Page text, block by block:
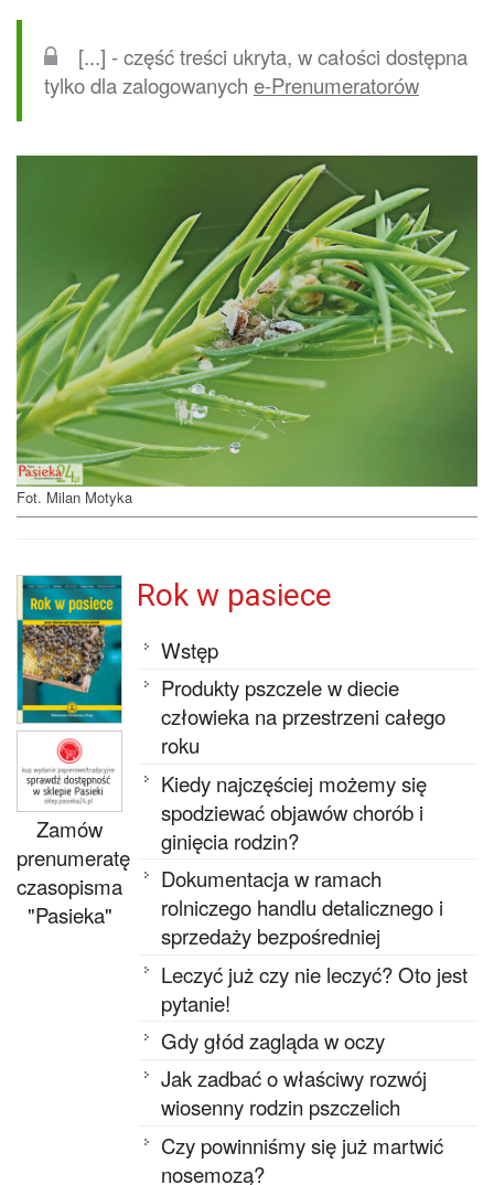
[...] - część treści ukryta, w całości dostępna
tylko dla zalogowanych e-Prenumeratorów
Fot. Milan Motyka
Zamów
prenumeratę
czasopisma
"Pasieka"
Rok w pasiece
Wstęp
Produkty pszczele w diecie
człowieka na przestrzeni całego
roku
Kiedy najczęściej możemy się
spodziewać objawów chorób i
ginięcia rodzin?
Dokumentacja w ramach
rolniczego handlu detalicznego i
sprzedaży bezpośredniej
Leczyć już czy nie leczyć? Oto jest
pytanie!
Gdy głód zagląda w oczy
Jak zadbać o właściwy rozwój
wiosenny rodzin pszczelich
Czy powinniśmy się już martwić
nosemozą?